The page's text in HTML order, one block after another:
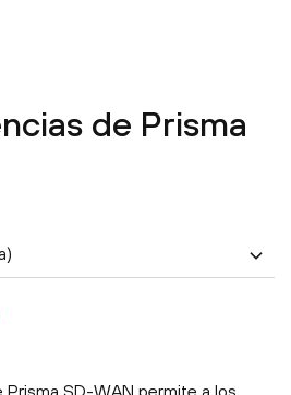
de Prisma
SD-WAN permite a los